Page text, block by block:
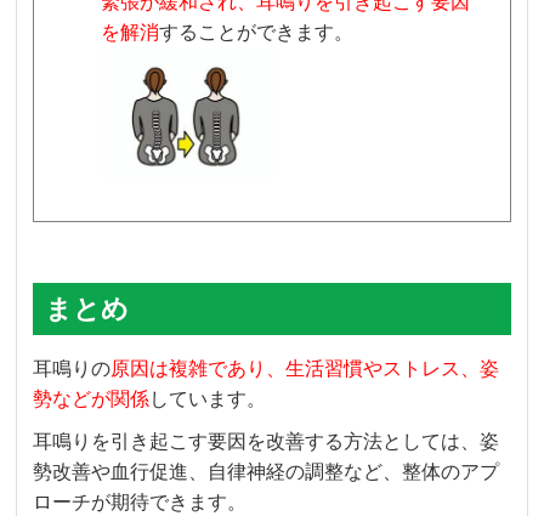
を解消することができます。
まとめ
耳鳴りの原因は複雑であり、生活習慣やストレス、姿
勢などが関係しています。
耳鳴りを引き起こす要因を改善する方法としては、姿
勢改善や血行促進、自律神経の調整など、整体のアプ
ローチが期待できます。